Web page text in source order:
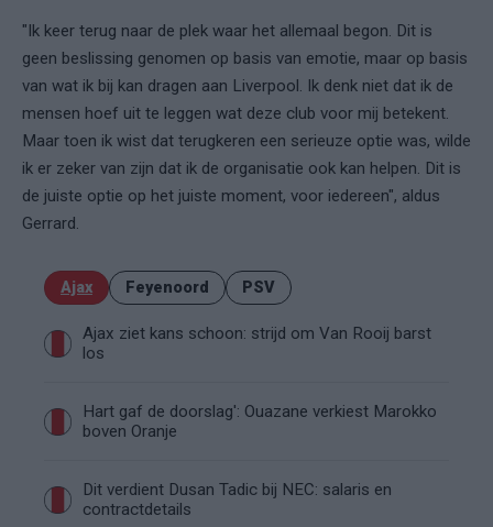
"Ik keer terug naar de plek waar het allemaal begon. Dit is
geen beslissing genomen op basis van emotie, maar op basis
van wat ik bij kan dragen aan Liverpool. Ik denk niet dat ik de
mensen hoef uit te leggen wat deze club voor mij betekent.
Maar toen ik wist dat terugkeren een serieuze optie was, wilde
ik er zeker van zijn dat ik de organisatie ook kan helpen. Dit is
de juiste optie op het juiste moment, voor iedereen", aldus
Gerrard.
Ajax Feyenoord PSV
Ajax ziet kans schoon: strijd om Van Rooij barst
los
Hart gaf de doorslag': Ouazane verkiest Marokko
boven Oranje
Dit verdient Dusan Tadic bij NEC: salaris en
contractdetails